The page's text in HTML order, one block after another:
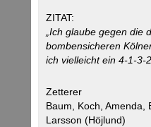
ZITAT:
„Ich glaube gegen die
bombensicheren
ich vielleicht ein 4-1-3-
Zetterer
Baum, Koch, Amenda,
Larsson (Höjlund)